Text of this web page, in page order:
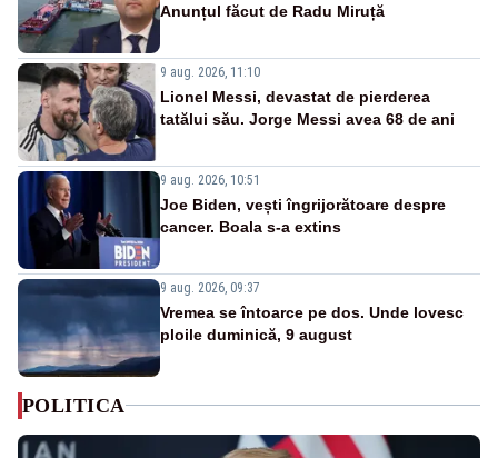
Anunțul făcut de Radu Miruță
9 aug. 2026, 11:10
Lionel Messi, devastat de pierderea
tatălui său. Jorge Messi avea 68 de ani
9 aug. 2026, 10:51
Joe Biden, vești îngrijorătoare despre
cancer. Boala s-a extins
9 aug. 2026, 09:37
Vremea se întoarce pe dos. Unde lovesc
ploile duminică, 9 august
POLITICA